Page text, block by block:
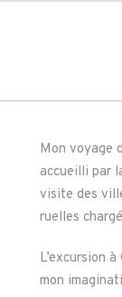
Mon voyage
accueilli par
visite des
ruelles
L’excursion
mon